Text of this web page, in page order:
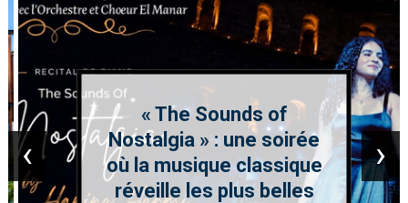
« The Sounds of
Nostalgia » : une soirée
où la musique classique
réveille les plus belles
‹ ›